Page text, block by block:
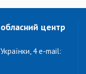
центр
4 e-mail: